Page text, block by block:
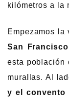
kilómetros a la
Empezamos
San Francisco
esta población
murallas. Al
y el convento